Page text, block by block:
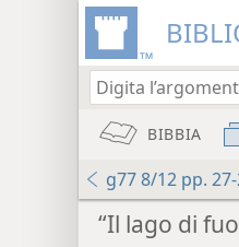
BIBBIA
g77 8/12 pp.
“Il lago di